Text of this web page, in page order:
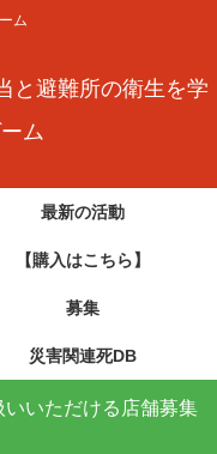
ム
と避難所の衛生を学
ム
最新の活動
【購入はこちら】
募集
災害関連死DB
いいただける店舗募集